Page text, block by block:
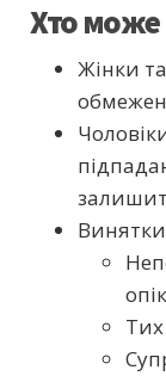
Хто може
Жінки
Винятки
Тих